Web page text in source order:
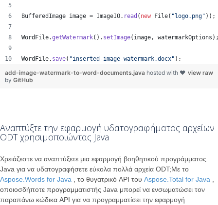
BufferedImage image = ImageIO. read ( new File( "logo.png"
WordFile.getWatermark(). setImage( image, watermarkOptions
WordFile. save( "inserted-image-watermark.docx" );
view raw
add-image-watermark-to-word-documents.java hosted with ❤
by GitHub
Αναπτύξτε την εφαρμογή υδατογραφήματος αρχείων
ODT χρησιμοποιώντας Java
Χρειάζεστε να αναπτύξετε μια εφαρμογή βοηθητικού προγράμματος
Java για να υδατογραφήσετε εύκολα πολλά αρχεία ODT;Με το
Aspose.Words for Java , το θυγατρικό API του Aspose.Total for Java
οποιοσδήποτε προγραμματιστής Java μπορεί να ενσωματώσει τον
παραπάνω κώδικα API για να προγραμματίσει την εφαρμογή